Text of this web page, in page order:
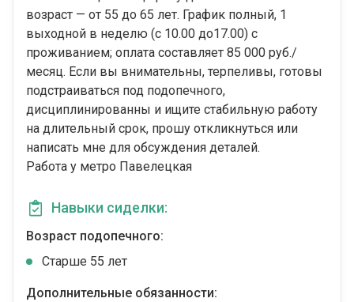
возраст — от 55 до 65 лет. График полный, 1
выходной в неделю (с 10.00 до17.00) с
проживанием; оплата составляет 85 000 руб./
месяц. Если вы внимательны, терпеливы, готовы
подстраиваться под подопечного,
дисциплинированны и ищите стабильную работу
на длительный срок, прошу откликнуться или
написать мне для обсуждения деталей.
Работа у метро Павелецкая
Навыки сиделки:
Возраст подопечного:
Cтарше 55 лет
Дополнительные обязанности: